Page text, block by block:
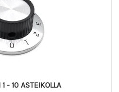
- 10 ASTEIKOLLA